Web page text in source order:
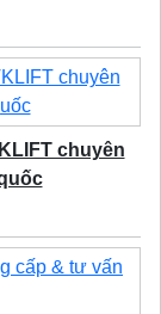
chuyên